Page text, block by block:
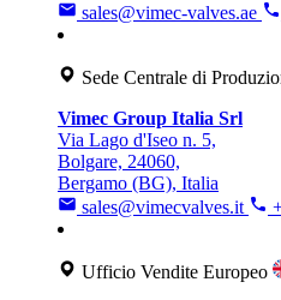
sales@vimec-valves.ae
Sede Centrale di
Vimec Group Italia Srl
Via Lago d'Iseo n. 5,
Bolgare, 24060,
Bergamo (BG), Italia
sales@vimecvalves.it
Ufficio Vendite Europeo